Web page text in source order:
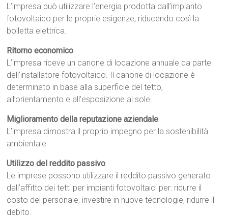
L’impresa può utilizzare l’energia prodotta dall’impianto
fotovoltaico per le proprie esigenze, riducendo così la
bolletta elettrica.
Ritorno economico
L’impresa riceve un canone di locazione annuale da parte
dell’installatore fotovoltaico. Il canone di locazione è
determinato in base alla superficie del tetto,
all’orientamento e all’esposizione al sole.
Miglioramento della reputazione aziendale
L’impresa dimostra il proprio impegno per la sostenibilità
ambientale.
Utilizzo del reddito passivo
Le imprese possono utilizzare il reddito passivo generato
dall’affitto dei tetti per impianti fotovoltaici per: ridurre il
costo del personale, investire in nuove tecnologie, ridurre il
debito.